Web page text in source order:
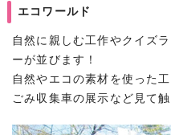
エコワールド
自然に親しむ工作やクイズ
ーが並びます！
自然やエコの素材を使った
ごみ収集車の展示など見て触